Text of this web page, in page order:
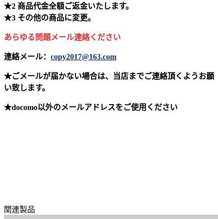
★2 商品代金全額ご返金いたします。
★3 その他の商品に変更。
あらゆる問題メール連絡ください
連絡メール： copy2017@163.com
★ごメールが届かない場合は、当店までご連絡頂くようお願
い致します。
★docomo以外のメールアドレスをご使用ください
関連製品